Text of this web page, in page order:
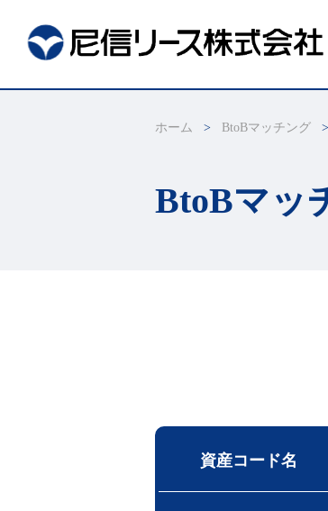
ホーム BtoBマッチング
BtoBマッ
資産コード名